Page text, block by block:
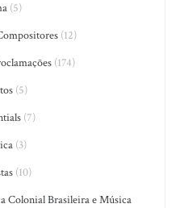
(5)
(12)
(174)
(5)
(7)
(3)
(10)
Colonial Brasileira e Música